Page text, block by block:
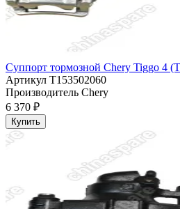
Суппорт тормозной Chery Tiggo 4
Артикул T153502060
Производитель Chery
6 370 ₽
Купить